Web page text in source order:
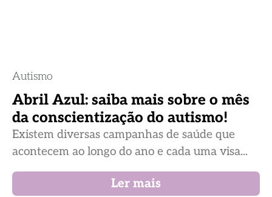
Autismo
Abril Azul: saiba mais sobre o mês
da conscientização do autismo!
Existem diversas campanhas de saúde que
acontecem ao longo do ano e cada uma visa...
Ler mais